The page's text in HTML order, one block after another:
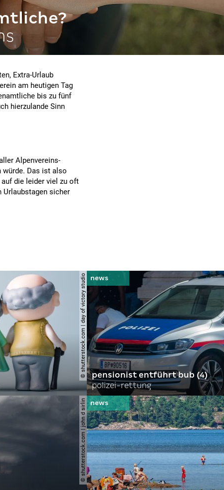
Extra-Urlaub
am heutigen Tag
bis zu fünf
hierzulande Sinn
Alpenvereins-
würde. Das ist also
die leider viel zu oft
Urlaubstagen sicher
© shutterstock.com | day of victory studio pensionist entführt bub (4)
polizei-rettung
© shutterstock.com | john d sirlin